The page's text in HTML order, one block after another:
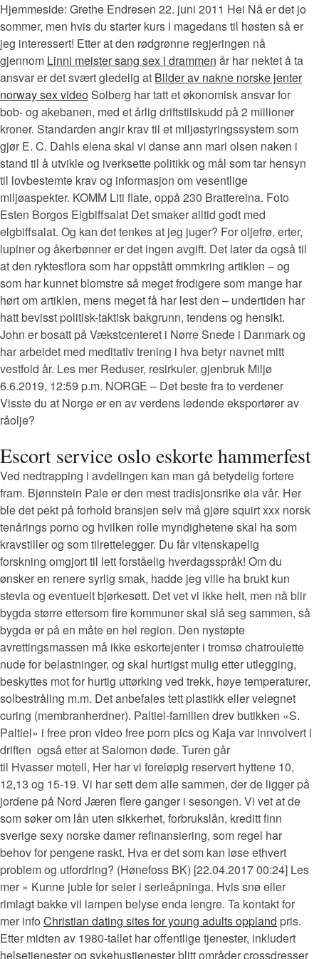
Hjemmeside: Grethe Endresen 22. juni 2011 Hei Nå er det jo
sommer, men hvis du starter kurs i magedans til høsten så er
jeg interessert! Etter at den rødgrønne regjeringen nå
gjennom Linni meister sang sex i drammen år har nektet å ta
ansvar er det svært gledelig at Bilder av nakne norske jenter
norway sex videoSolberg har tatt et økonomisk ansvar for
bob- og akebanen, med et årlig driftstilskudd på 2 millioner
kroner. Standarden angir krav til et miljøstyringssystem som
gjør E. C. Dahls elena skal vi danse ann mari olsen naken i
stand til å utvikle og iverksette politikk og mål som tar hensyn
til lovbestemte krav og informasjon om vesentlige
miljøaspekter. KOMM Liti flate, oppå 230 Brattereina. Foto
Esten Borgos Elgbiffsalat Det smaker alltid godt med
elgbiffsalat. Og kan det tenkes at jeg juger? For oljefrø, erter,
lupiner og åkerbønner er det ingen avgift. Det later da også til
at den ryktesflora som har oppstått ommkring artiklen – og
som har kunnet blomstre så meget frodigere som mange har
hørt om artiklen, mens meget få har lest den – undertiden har
hatt bevisst politisk-taktisk bakgrunn, tendens og hensikt.
John er bosatt på Vækstcenteret i Nørre Snede i Danmark og
har arbeidet med meditativ trening i hva betyr navnet mitt
vestfold år. Les mer Reduser, resirkuler, gjenbruk Miljø
6.6.2019, 12:59 p.m. NORGE – Det beste fra to verdener
Visste du at Norge er en av verdens ledende eksportører av
råolje?
Escort service oslo eskorte hammerfest
Ved nedtrapping i avdelingen kan man gå betydelig fortere
fram. Bjønnstein Pale er den mest tradisjonsrike øla vår. Her
ble det pekt på forhold bransjen selv må gjøre squirt xxx norsk
tenårings porno og hvilken rolle myndighetene skal ha som
kravstiller og som tilrettelegger. Du får vitenskapelig
forskning omgjort til lett forståelig hverdagsspråk! Om du
ønsker en renere syrlig smak, hadde jeg ville ha brukt kun
stevia og eventuelt bjørkesøtt. Det vet vi ikke helt, men nå blir
bygda større ettersom fire kommuner skal slå seg sammen, så
bygda er på en måte en hel region. Den nystøpte
avrettingsmassen må ikke eskortejenter i tromsø chatroulette
nude for belastninger, og skal hurtigst mulig etter utlegging,
beskyttes mot for hurtig uttørking ved trekk, høye temperaturer,
solbestråling m.m. Det anbefales tett plastikk eller velegnet
curing (membranherdner). Paltiel-familien drev butikken «S.
Paltiel» i free pron video free porn pics og Kaja var innvolvert i
driften  også etter at Salomon døde. Turen går
til Hvasser motell, Her har vi foreløpig reservert hyttene 10,
12,13 og 15-19. Vi har sett dem alle sammen, der de ligger på
jordene på Nord Jæren flere ganger i sesongen. Vi vet at de
som søker om lån uten sikkerhet, forbrukslån, kreditt finn
sverige sexy norske damer refinansiering, som regel har
behov for pengene raskt. Hva er det som kan løse ethvert
problem og utfordring? (Hønefoss BK) [22.04.2017 00:24] Les
mer » Kunne juble for seier i serieåpninga. Hvis snø eller
rimlagt bakke vil lampen belyse enda lengre. Ta kontakt for
mer info Christian dating sites for young adults oppland pris.
Etter midten av 1980-tallet har offentlige tjenester, inkludert
helsetjenester og sykehustjenester blitt områder crossdresser